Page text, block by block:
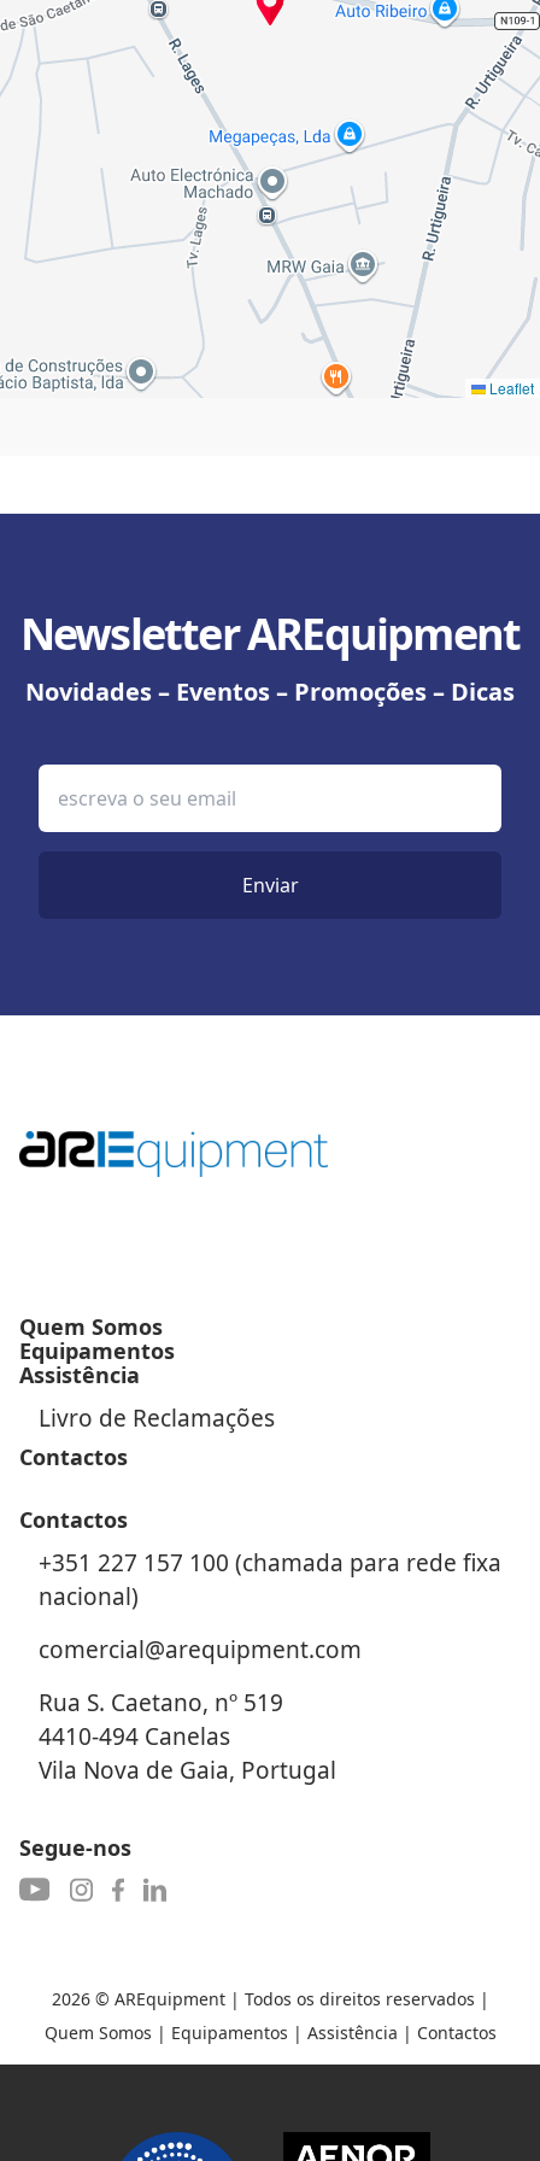
Leaflet
Newsletter AREquipment
Novidades – Eventos – Promoções – Dicas
Enviar
Quem Somos
Equipamentos
Assistência
Livro de Reclamações
Contactos
Contactos
+351 227 157 100 (chamada para rede fixa
nacional)
comercial@arequipment.com
Rua S. Caetano, nº 519
4410-494 Canelas
Vila Nova de Gaia, Portugal
Segue-nos
2026 © AREquipment| Todos os direitos reservados |
Quem Somos | Equipamentos | Assistência | Contactos